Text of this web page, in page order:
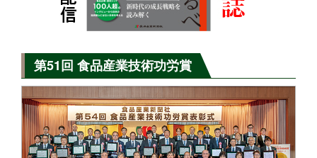
第51回 食品産業技術功労賞